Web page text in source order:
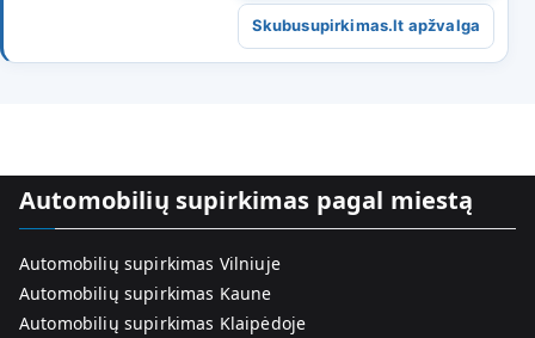
Skubusupirkimas.lt apžvalga
Automobilių supirkimas pagal miestą
Automobilių supirkimas Vilniuje
Automobilių supirkimas Kaune
Automobilių supirkimas Klaipėdoje